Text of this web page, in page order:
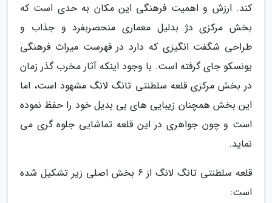
کند. ارزش و اهمیت فرهنگی این مکان به حدی است که
بخش مرکزی دژ بدلیل معماری منحصربفرد و جذاب و
طراحی شگفت انگیزی که دارد در فهرست میراث فرهنگی
یونسکو جای گرفته است. با وجود اینکه آثار مخرب گذر زمان
در بخش مرکزی قلعه سلطنتی تانگ لانگ مشهود است، اما
این بخش همچنان زیبایی های بی بدیل خود را حفظ نموده
است و چون جواهری در این قلعه تماشایی جلوه گری می
نماید.
قلعه سلطنتی تانگ لانگ از 6 بخش اصلی زیر تشکیل شده
است: